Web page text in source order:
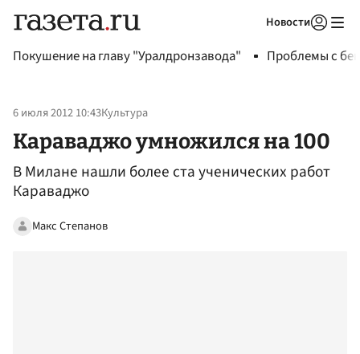
Новости
Покушение на главу "Уралдронзавода" Проблемы с
6 июля 2012 10:43Культура
Караваджо умножился на 100
В Милане нашли более ста ученических работ
Караваджо
Макс Степанов